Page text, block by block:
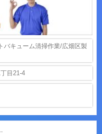
バキューム清掃作業/広畑区製
目21-4